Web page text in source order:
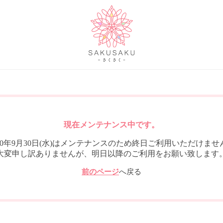
現在メンテナンス中です。
年9月30日(水)はメンテナンスのため終日ご利用いただけませ
変申し訳ありませんが、明日以降のご利用をお願い致します
前のページへ戻る